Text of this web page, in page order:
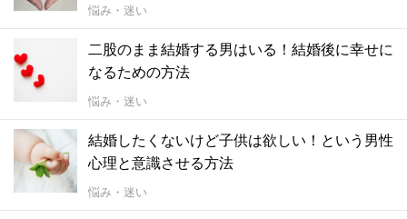
悩み・迷い
二股のまま結婚する男はいる！結婚後に幸せに
なるための方法
悩み・迷い
結婚したくないけど子供は欲しい！という男性
心理と意識させる方法
悩み・迷い